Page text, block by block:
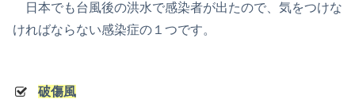
日本でも台風後の洪水で感染者が出たので、気をつけな
ければならない感染症の１つです。
破傷風